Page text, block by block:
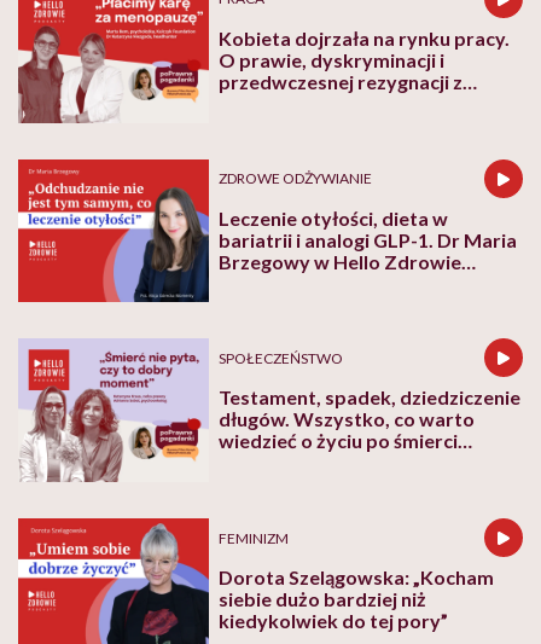
Kobieta dojrzała na rynku pracy.
O prawie, dyskryminacji i
przedwczesnej rezygnacji z
ZDROWE ODŻYWIANIE
Leczenie otyłości, dieta w
bariatrii i analogi GLP-1. Dr Maria
Brzegowy w Hello Zdrowie
SPOŁECZEŃSTWO
Testament, spadek, dziedziczenie
długów. Wszystko, co warto
wiedzieć o życiu po śmierci
FEMINIZM
Dorota Szelągowska: „Kocham
siebie dużo bardziej niż
kiedykolwiek do tej pory”